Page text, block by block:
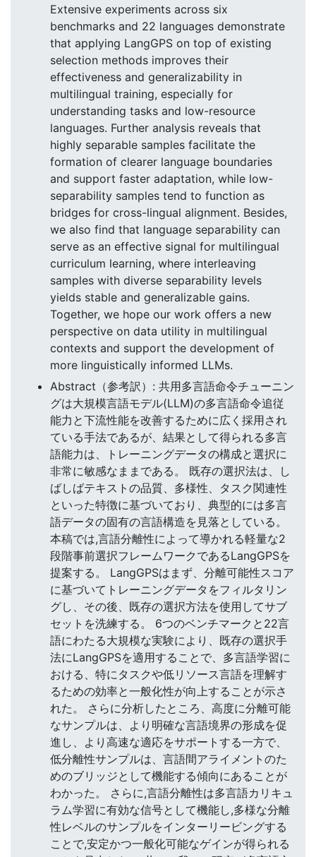
Extensive experiments across six
benchmarks and 22 languages demonstrate
that applying LangGPS on top of existing
selection methods improves their
effectiveness and generalizability in
multilingual training, especially for
understanding tasks and low-resource
languages. Further analysis reveals that
highly separable samples facilitate the
formation of clearer language boundaries
and support faster adaptation, while low-
separability samples tend to function as
bridges for cross-lingual alignment. Besides,
we also find that language separability can
serve as an effective signal for multilingual
curriculum learning, where interleaving
samples with diverse separability levels
yields stable and generalizable gains.
Together, we hope our work offers a new
perspective on data utility in multilingual
contexts and support the development of
more linguistically informed LLMs.
Abstract（参考訳）: 共用多言語命令チューニン
グは大規模言語モデル(LLM)の多言語命令追従
能力と下流性能を改善するために広く採用され
ている手法であるが、結果として得られる多言
語能力は、トレーニングデータの構成と選択に
非常に敏感なままである。 既存の選択法は、し
ばしばテキストの品質、多様性、タスク関連性
といった特徴に基づいており、典型的には多言
語データの固有の言語構造を見落としている。
本稿では,言語分離性によって導かれる軽量な2
段階事前選択フレームワークであるLangGPSを
提案する。 LangGPSはまず、分離可能性スコア
に基づいてトレーニングデータをフィルタリン
グし、その後、既存の選択方法を使用してサブ
セットを洗練する。 6つのベンチマークと22言
語にわたる大規模な実験により、既存の選択手
法にLangGPSを適用することで、多言語学習に
おける、特にタスクや低リソース言語を理解す
るための効率と一般化性が向上することが示さ
れた。 さらに分析したところ、高度に分離可能
なサンプルは、より明確な言語境界の形成を促
進し、より高速な適応をサポートする一方で、
低分離性サンプルは、言語間アライメントのた
めのブリッジとして機能する傾向にあることが
わかった。 さらに,言語分離性は多言語カリキュ
ラム学習に有効な信号として機能し,多様な分離
性レベルのサンプルをインターリービングする
ことで,安定かつ一般化可能なゲインが得られる